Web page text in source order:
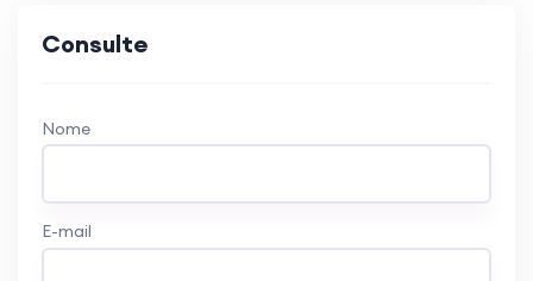
Consulte
Nome
E-mail